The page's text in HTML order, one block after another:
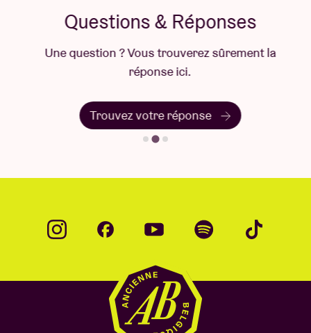
Questions & Réponses
Une question ? Vous trouverez sûrement la
réponse ici.
Trouvez votre réponse